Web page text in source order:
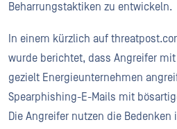
Beharrungstaktiken zu entwickeln.
In einem kürzlich auf
wurde berichtet, dass Angreifer mit
gezielt Energieunternehmen
Spearphishing-E-Mails mit
Die Angreifer nutzen die